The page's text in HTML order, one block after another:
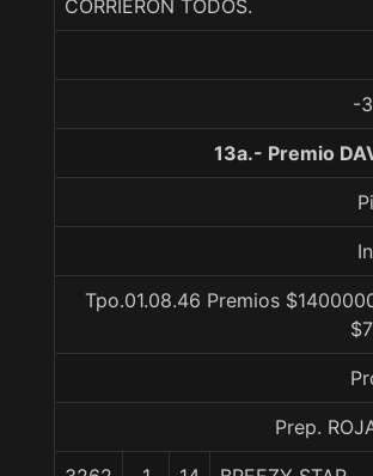
CORRIERON TODOS.
-
13a.- Premio
Tpo.01.08.46 Premios
Prep.